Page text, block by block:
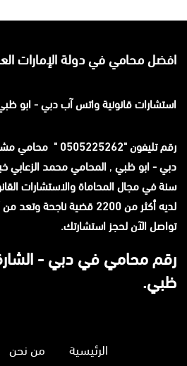
افضل محامي في دولة الإمارات
استشارات قانونيةواتس آبدبي - ابو
رقم تليفون
دبي - ابو ظبي ,
سنة في مجال المحاماة والاستشارات
لديه أكثر من 2200 قضية ناجحة
تواصل الآن لحجز استشارتك.
رقم محامي في دبي -
ظبي.
الرئيسية من نحن